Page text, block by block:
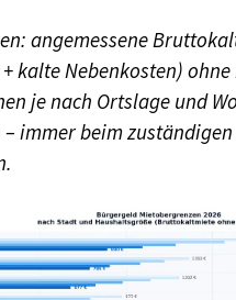
angemessene
kalte Nebenkosten) ohne
je nach Ortslage und
immer beim